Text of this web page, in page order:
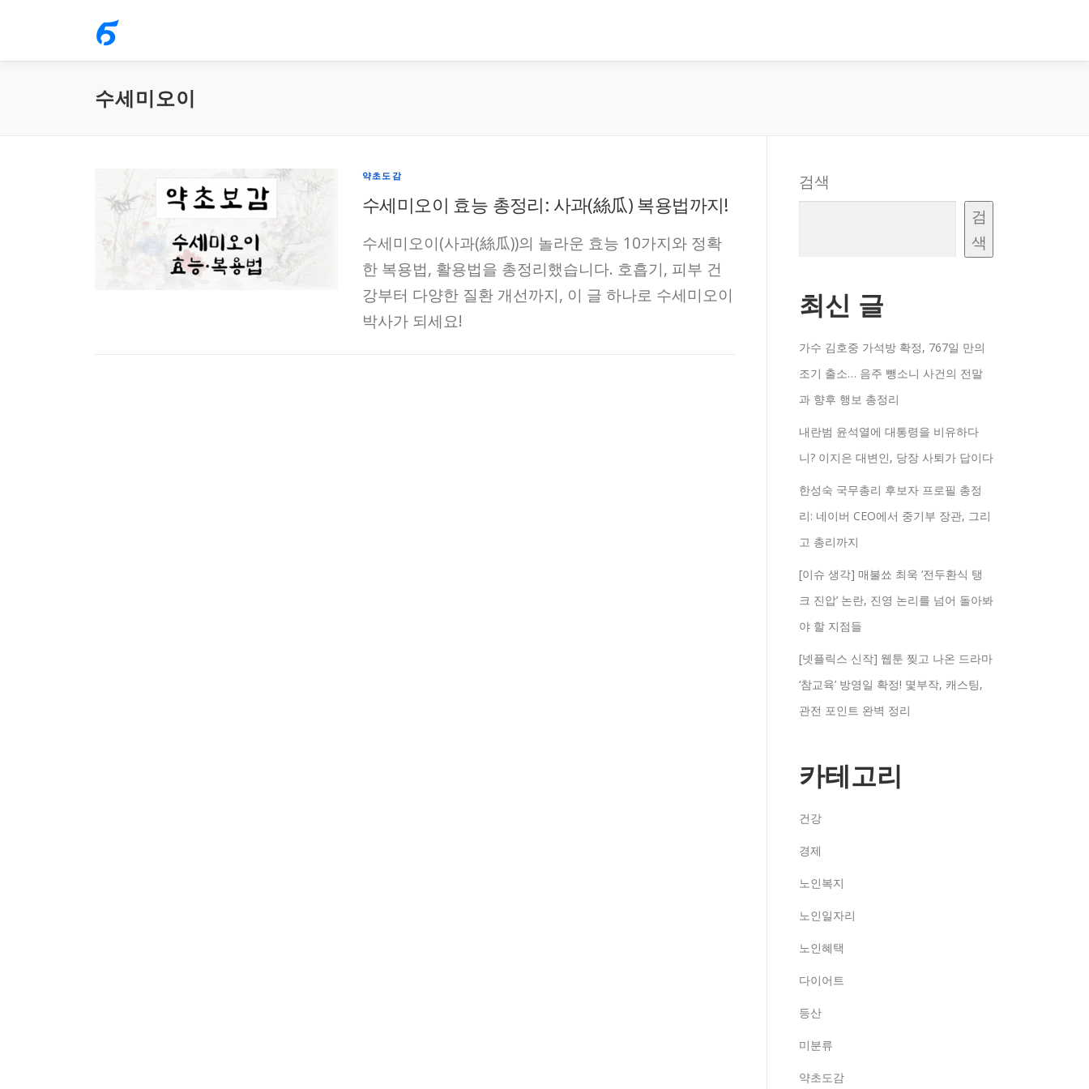
으
수세미오이
약초도감
수세미오이 효능 총정리: 사과(絲瓜) 복용법까지!
수세미오이(사과(絲瓜))의 놀라운 효능 10가지와 정확
한 복용법, 활용법을 총정리했습니다. 호흡기, 피부 건
강부터 다양한 질환 개선까지, 이 글 하나로 수세미오이
박사가 되세요!
검색
검
색
최신 글
가수 김호중 가석방 확정, 767일 만의
조기 출소… 음주 뺑소니 사건의 전말
과 향후 행보 총정리
내란범 윤석열에 대통령을 비유하다
니? 이지은 대변인, 당장 사퇴가 답이다
한성숙 국무총리 후보자 프로필 총정
리: 네이버 CEO에서 중기부 장관, 그리
고 총리까지
[이슈 생각] 매불쑈 최욱 ‘전두환식 탱
크 진압’ 논란, 진영 논리를 넘어 돌아봐
야 할 지점들
[넷플릭스 신작] 웹툰 찢고 나온 드라마
‘참교육’ 방영일 확정! 몇부작, 캐스팅,
관전 포인트 완벽 정리
카테고리
건강
경제
노인복지
노인일자리
노인혜택
다이어트
등산
미분류
약초도감